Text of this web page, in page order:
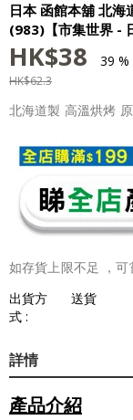
日本 函館本舖 北
(983)【市集世界 -
HK$38 39
HK$62.3
北海道製 高溫烘烤
如存貨上限不足 ，
出貨方
式 :
送貨
詳情
產品介紹